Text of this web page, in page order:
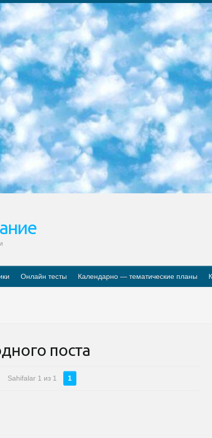
задания. 4. Педагогический при специализированных образовательных учреждениях. Научно-практический центр навыков и международной оценки (Д.Давидова), Республика образовательный центр (Худайкулов Ш.) итоговый государственный аттестационный экзамен ориентирован на творческое и логическое мышление при подготовке базы материалов учитывать введение заданий. 5. Следует отметить, что: сертификат государственного образца о знании общеобразовательного предмета и как минимум национальный уровень B1 по предметам на иностранных языках, указанным в Приложении 2. или международно признанный сертификат эквивалентного уровня студенты, изучающие определенный предмет, освобождаются от экзамена; по соответствующим предметам запланирована итоговая государственная аттестация за день до дня, путем жеребьевки Рабочей группой (в письменной форме по предметам, проводимым в форме) из числа сформированных вариантов выбрано 2 варианта; 2 выбранных варианта экзамена анонсированы на официальном сайте министерства и все выпускники по всей стране на основе этих вариантов проводит итоговую государственную аттестацию. 6. Государственное образование учащихся средних общеобразовательных учреждений. знания в соответствии с квалификационными требованиями, которые необходимо приобрести на основании стандартов итоговый (выпускной) контроль для 9 и 11 классов в целях тестирования Экзамены (далее – экзамены) состоят из предметов, перечисленных в приложении 1. будет сделано. 7. Экзамены пройдут с 26 мая по 15 июня 2024 г. (кроме науки физического воспитания). 8. Физическая для учащихся 9 классов общесредних образовательных учреждений. Экзамены по предмету «Образование, квалификация медицина» 1-6 мая 2024 года. сотрудники перевести под присмотр (с отклонениями в физическом или умственном развитии) специализированная школа для детей, школы-интернаты и со сколиозом школы-интернаты санаторного типа для больных детей исключены). 9. Он был слепым, слабовидящим и имел нарушения опорно-двигательного аппарата. экзамены в специализированных школах и интернатах для детей должны проводиться исходя из требований, предъявляемых к общеобразовательным учреждениям (физкультура кроме науки). 10. Специализированная школа для глухих и слабослышащих детей. и экзамены в интернатах и быть реализован в виде письменного теста по математике. 11. Специальность для умственно отсталых детей. Для 9 класса Родной язык и литературное письмо Государственный язык (язык обучения – узбекский). для неклассов) написано Математическое письмо Письменная/устная история Узбекистана Физическое воспитание практично Итоговый контроль Для 11 класса Написание родного языка и литературы (эссе) Математическое письмо Узбекский язык (обучение на узбекском языке) не посещающее общее среднее образование для учреждений)/Образовательное учреждение выбор письменный и устный Иностранный язык письменный/устный Письменная/устная история Узбекистана *По выбору студента:  Химия  Физика  Основы государственного права  География 10 бесплатных образовательных ресурсов - Мы составили подборку онлайн-проектов с интерактивными упражнениями, видеолекциями и статьями. Они помогут вам обрести новые и освежить старые знания бесплатно. 1. «ИНТУИТ» Старейшая образовательная площадка Рунета. Здесь вы найдёте сотни текстовых и видеокурсов на десятки различных тем — от программирования до психологии. Многие курсы подготовлены российскими университетами и крупными международными компаниями вроде Intel и Microsoft. Самостоятельное обучение бесплатное, но желающие могут оплатить услуги персональных наставников. 2. «Смартия» знакомит с актуальными профессиями и подсказывает, как им обучаться. Выбрав заинтересовавшую вас специальность — SMM-специалист, фотограф, веб-дизайнер или другую, — увидите список необходимых для неё умений. Чтобы вы могли освоить их самостоятельно, для каждого умения площадка отображает подборку ссылок на учебные материалы. Хотя «Смартия» ориентируется на русскоязычную аудиторию, часть контента всё же доступна только на английском. 3. «Лекторий Физтеха» Проект Московского физико-технического института (Физтеха). С его помощью вы можете смотреть онлайн серии лекций, записанные на видео в этом вузе. В числе доступных предметов — физика, биология, химия, информационные технологии и другие.
Онлайн тесты Календарно — тематические планы
поста
Sahifalar 1 из 1 1